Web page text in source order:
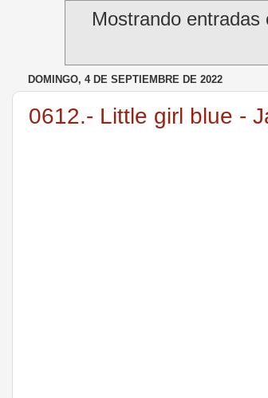
Mostrando entradas
DOMINGO, 4 DE SEPTIEMBRE DE 2022
0612.- Little girl blue -